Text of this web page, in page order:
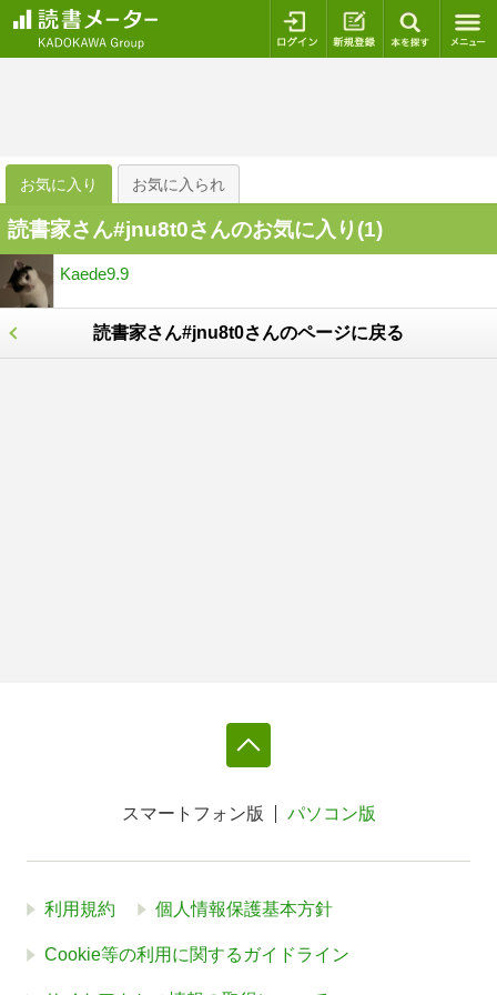
ログイン 新規登録
お気に入り お気に入られ
読書家さん#jnu8t0さんのお気に入り(1)
Kaede9.9
読書家さん#jnu8t0さんのページに戻る
スマートフォン版 パソコン版
利用規約 個人情報保護基本方針
Cookie等の利用に関するガイドライン